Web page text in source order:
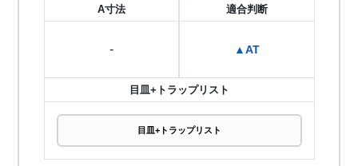
A寸法
-
適合判断
▲AT
目皿+トラップリスト
目皿+トラップリスト